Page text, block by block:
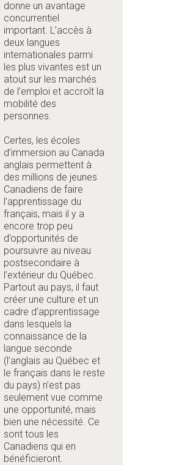
donne un avantage
concurrentiel
important. L’accès à
deux langues
internationales parmi
les plus vivantes est un
atout sur les marchés
de l’emploi et accroît la
mobilité des
personnes.
Certes, les écoles
d’immersion au Canada
anglais permettent à
des millions de jeunes
Canadiens de faire
l’apprentissage du
français, mais il y a
encore trop peu
d’opportunités de
poursuivre au niveau
postsecondaire à
l’extérieur du Québec.
Partout au pays, il faut
créer une culture et un
cadre d’apprentissage
dans lesquels la
connaissance de la
langue seconde
(l’anglais au Québec et
le français dans le reste
du pays) n’est pas
seulement vue comme
une opportunité, mais
bien une nécessité. Ce
sont tous les
Canadiens qui en
bénéficieront.